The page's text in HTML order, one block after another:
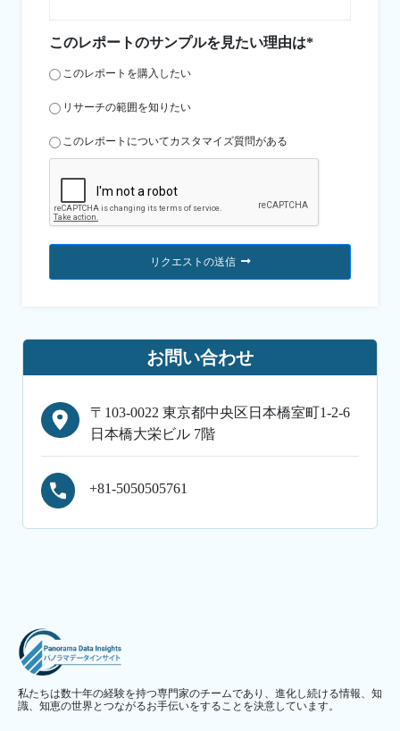
このレポートのサンプルを見たい理由は*
このレポートを購入したい
リサーチの範囲を知りたい
このレポートについてカスタマイズ質問がある
リクエストの送信
お問い合わせ
〒103-0022 東京都中央区日本橋室町1-2-6
日本橋大栄ビル 7階
+81-5050505761
私たちは数十年の経験を持つ専門家のチームであり、進化し続ける情報、知
識、知恵の世界とつながるお手伝いをすることを決意しています。